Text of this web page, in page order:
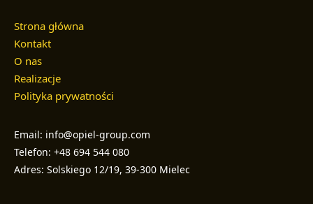
Strona główna
Kontakt
O nas
Realizacje
Polityka prywatności
Email: info@opiel-group.com
Telefon: +48 694 544 080
Adres: Solskiego 12/19, 39-300 Mielec